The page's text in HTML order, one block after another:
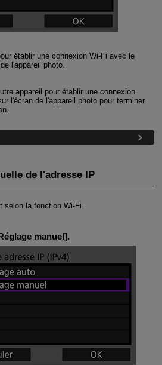
établir une connexion Wi-Fi avec le
l'appareil photo.
appareil pour établir une connexion.
l'écran de l'appareil photo pour terminer
de l'adresse IP
selon la fonction Wi-Fi.
manuel].